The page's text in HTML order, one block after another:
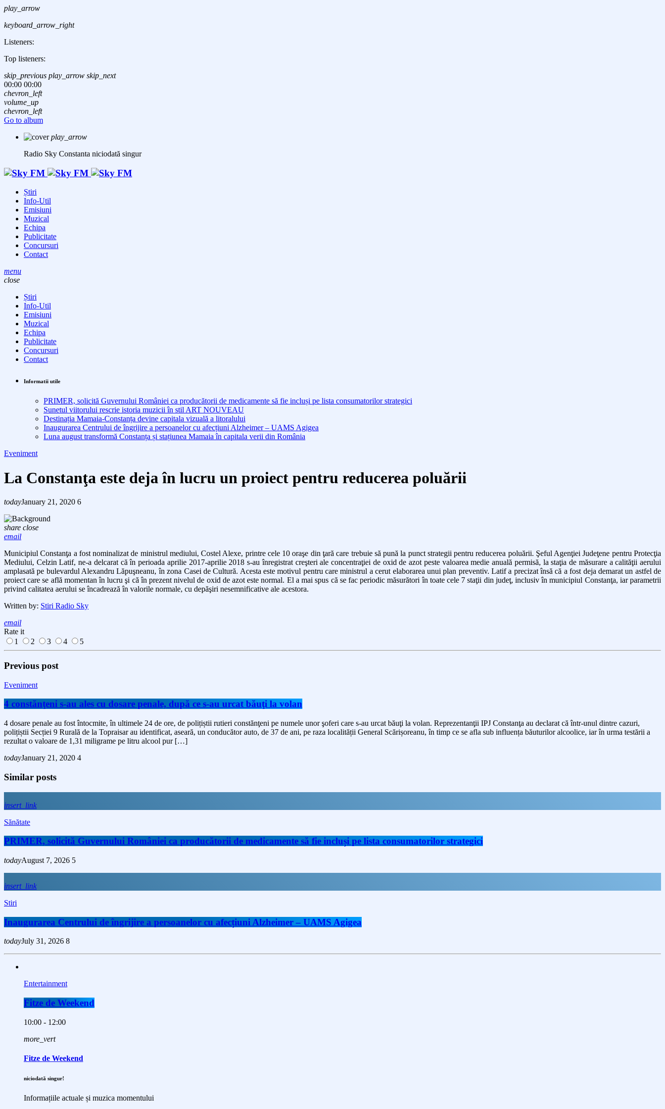
play_arrow
keyboard_arrow_right
Listeners:
Top listeners:
skip_previous play_arrow skip_next
00:00 00:00
chevron_left
volume_up
chevron_left
Go to album
play_arrow
Radio Sky Constanta niciodată singur
Știri
Info-Util
Emisiuni
Muzical
Echipa
Publicitate
Concursuri
Contact
menu
close
Știri
Info-Util
Emisiuni
Muzical
Echipa
Publicitate
Concursuri
Contact
Informatii utile
PRIMER, solicită Guvernului României ca producătorii de medicamente să fie incluși pe lista consumatorilor strategici
Sunetul viitorului rescrie istoria muzicii în stil ART NOUVEAU
Destinația Mamaia-Constanța devine capitala vizuală a litoralului
Inaugurarea Centrului de îngrijire a persoanelor cu afecțiuni Alzheimer – UAMS Agigea
Luna august transformă Constanța și stațiunea Mamaia în capitala verii din România
Eveniment
La Constanţa este deja în lucru un proiect pentru reducerea poluării
todayJanuary 21, 2020 6
share close
email
Municipiul Constanţa a fost nominalizat de ministrul mediului, Costel Alexe, printre cele 10 oraşe din ţară care trebuie să pună la punct strategii pentru reducerea poluării. Şeful Agenţiei Judeţene pentru Protecţia
Mediului, Celzin Latif, ne-a delcarat că în perioada aprilie 2017-aprilie 2018 s-au înregistrat creşteri ale concentraţiei de oxid de azot peste valoarea medie anuală permisă, la staţia de măsurare a calităţii aerului
amplasată pe bulevardul Alexandru Lăpuşneanu, în zona Casei de Cultură. Acesta este motivul pentru care ministrul a cerut elaborarea unui plan preventiv. Latif a precizat însă că a fost deja demarat un astfel de
proiect care se află momentan în lucru şi că în prezent nivelul de oxid de azot este normal. El a mai spus că se fac periodic măsurători în toate cele 7 staţii din judeţ, inclusiv în municipiul Constanţa, iar parametrii
privind calitatea aerului se încadrează în valorile normale, cu depăşiri nesemnificative ale acestora.
Written by: Stiri Radio Sky
email
Rate it
1
2 3 4 5
Previous post
Eveniment
4 constănţeni s-au ales cu dosare penale, după ce s-au urcat băuţi la volan
4 dosare penale au fost întocmite, în ultimele 24 de ore, de polițiștii rutieri constănţeni pe numele unor şoferi care s-au urcat băuţi la volan. Reprezentanţii IPJ Constanţa au declarat că într-unul dintre cazuri,
polițiștii Secției 9 Rurală de la Topraisar au identificat, aseară, un conducător auto, de 37 de ani, pe raza localității General Scărișoreanu, în timp ce se afla sub influența băuturilor alcoolice, iar în urma testării a
rezultat o valoare de 1,31 miligrame pe litru alcool pur […]
todayJanuary 21, 2020 4
Similar posts
insert_link
Sănătate
PRIMER, solicită Guvernului României ca producătorii de medicamente să fie incluși pe lista consumatorilor strategici
todayAugust 7, 2026 5
insert_link
Stiri
Inaugurarea Centrului de îngrijire a persoanelor cu afecțiuni Alzheimer – UAMS Agigea
todayJuly 31, 2026 8
Entertainment
Fitze de Weekend
10:00 - 12:00
more_vert
Fitze de Weekend
niciodată singur!
Informațiile actuale și muzica momentului